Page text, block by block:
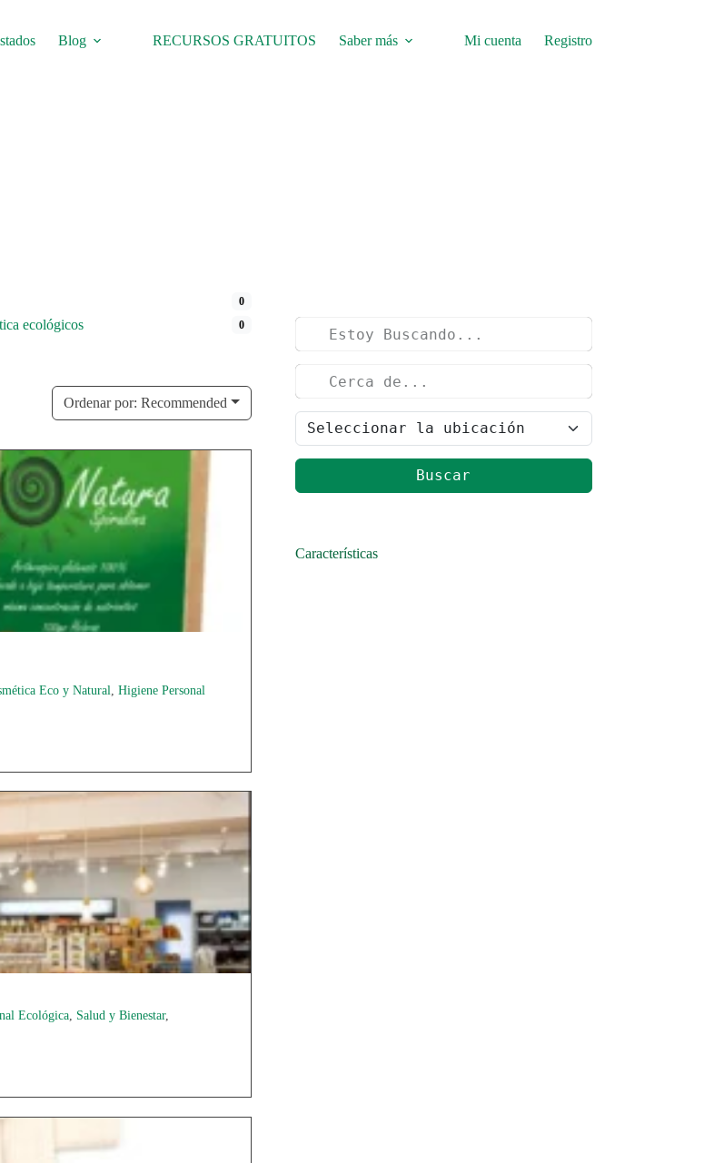
Blog RECURSOS GRATUITOS Saber más Mi cuenta Registro
0
ecológicos 0
Ordenar por: Recommended
Eco y Natural Higiene Personal
Ecológica, Salud y Bienestar,
Buscar
Características